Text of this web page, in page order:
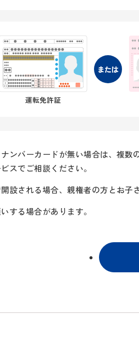
ンバーカードが無い場合は、複
スでご相談ください。
設される場合、親権者の方とお
する場合があります。